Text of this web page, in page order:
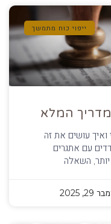
ייפוי כוח מתמשך
המלא
ואיך עושים את זה
עם אתגרים
יותר, השאלה
2025